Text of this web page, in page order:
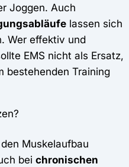
Joggen. Auch
lassen sich
Wer effektiv und
EMS nicht als Ersatz,
bestehenden Training
Muskelaufbau
bei chronischen